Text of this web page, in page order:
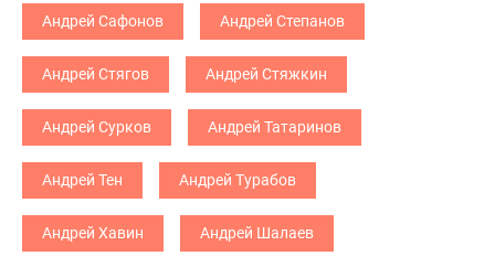
Андрей Сафонов Андрей Степанов
Андрей Стягов Андрей Стяжкин
Андрей Сурков Андрей Татаринов
Андрей Тен Андрей Турабов
Андрей Хавин Андрей Шалаев